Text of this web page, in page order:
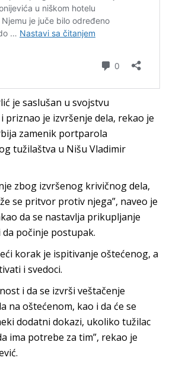
je saslušan u svojstvu
priznao je izvršenje dela, rekao je
zamenik portparola
tužilaštva u Nišu Vladimir
zbog izvršenog krivičnog dela,
se pritvor protiv njega”, naveo je
da se nastavlja prikupljanje
počinje postupak.
korak je ispitivanje oštećenog, a
i svedoci.
i da se izvrši veštačenje
na oštećenom, kao i da će se
dodatni dokazi, ukoliko tužilac
ima potrebe za tim”, rekao je